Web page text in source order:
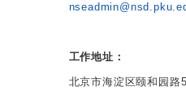
工作地址：
北京市海淀区颐和园路